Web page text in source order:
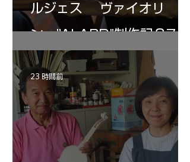
ルジェス ヴァイオリ
ン ”ALARD"制作記３7
23 時間前